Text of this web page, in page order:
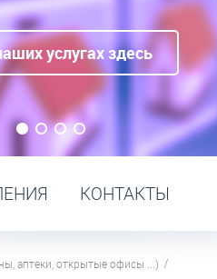
услугах ВЛАДЕЛЬЦУ
КОНТАКТЫ
аптеки, открытые офисы ...)